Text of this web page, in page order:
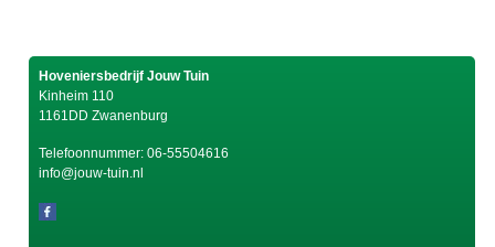
Hoveniersbedrijf Jouw Tuin
Kinheim 110
1161DD Zwanenburg
Telefoonnummer: 06-55504616
info@jouw-tuin.nl